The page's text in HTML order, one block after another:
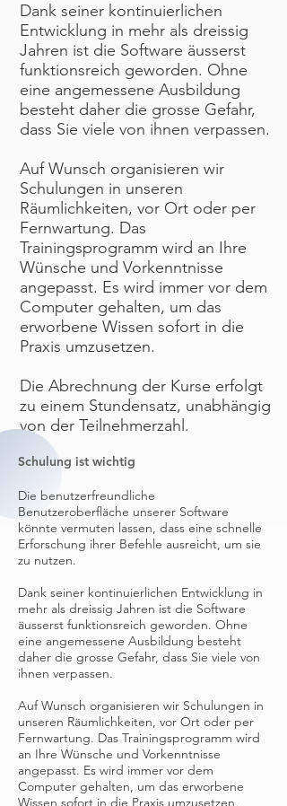
Dank seiner kontinuierlichen
Entwicklung in mehr als dreissig
Jahren ist die Software äusserst
funktionsreich geworden. Ohne
eine angemessene Ausbildung
besteht daher die grosse Gefahr,
dass Sie viele von ihnen verpassen.
Auf Wunsch organisieren wir
Schulungen in unseren
Räumlichkeiten, vor Ort oder per
Fernwartung. Das
Trainingsprogramm wird an Ihre
Wünsche und Vorkenntnisse
angepasst. Es wird immer vor dem
Computer gehalten, um das
erworbene Wissen sofort in die
Praxis umzusetzen.
Die Abrechnung der Kurse erfolgt
zu einem Stundensatz, unabhängig
von der Teilnehmerzahl.
Schulung ist wichtig
Die benutzerfreundliche
Benutzeroberfläche unserer Software
könnte vermuten lassen, dass eine schnelle
Erforschung ihrer Befehle ausreicht, um sie
zu nutzen.
Dank seiner kontinuierlichen Entwicklung in
mehr als dreissig Jahren ist die Software
äusserst funktionsreich geworden. Ohne
eine angemessene Ausbildung besteht
daher die grosse Gefahr, dass Sie viele von
ihnen verpassen.
Auf Wunsch organisieren wir Schulungen in
unseren Räumlichkeiten, vor Ort oder per
Fernwartung. Das Trainingsprogramm wird
an Ihre Wünsche und Vorkenntnisse
angepasst. Es wird immer vor dem
Computer gehalten, um das erworbene
Wissen sofort in die Praxis umzusetzen.